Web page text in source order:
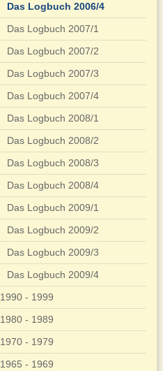
Das Logbuch 2006/4
Das Logbuch 2007/1
Das Logbuch 2007/2
Das Logbuch 2007/3
Das Logbuch 2007/4
Das Logbuch 2008/1
Das Logbuch 2008/2
Das Logbuch 2008/3
Das Logbuch 2008/4
Das Logbuch 2009/1
Das Logbuch 2009/2
Das Logbuch 2009/3
Das Logbuch 2009/4
1990 - 1999
1980 - 1989
1970 - 1979
1965 - 1969